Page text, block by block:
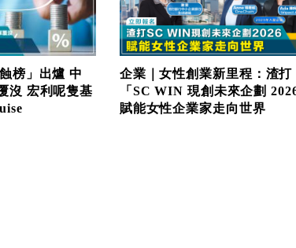
榜」出爐 中
沒 宏利呢隻基
企業｜女性創業新里程：渣打
「SC WIN 現創未來企劃
賦能女性企業家走向世界